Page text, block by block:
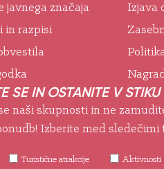
javnega značaja
in razpisi
Izjava
SE IN OSTANITE V
naši skupnosti in ne
Izberite med sledečimi
Turistične atrakcije Aktivnosti